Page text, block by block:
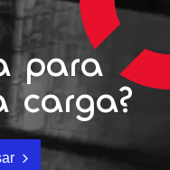
para
carga?